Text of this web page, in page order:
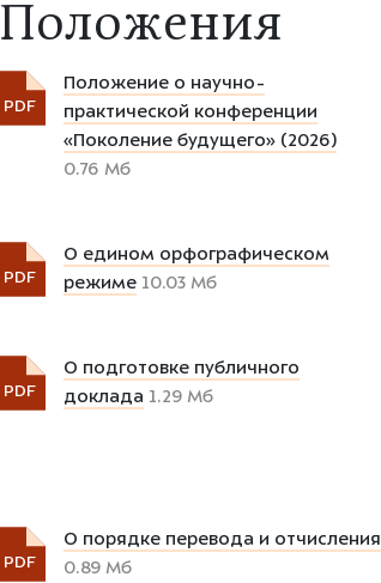
Положения
PDF
Положение о научно-
практической конференции
«Поколение будущего» (2026)
0.76 Мб
PDF
О едином орфографическом
режиме10.03 Мб
PDF
О подготовке публичного
доклада 1.29 Мб
PDF
О порядке перевода и отчисления
0.89 Мб